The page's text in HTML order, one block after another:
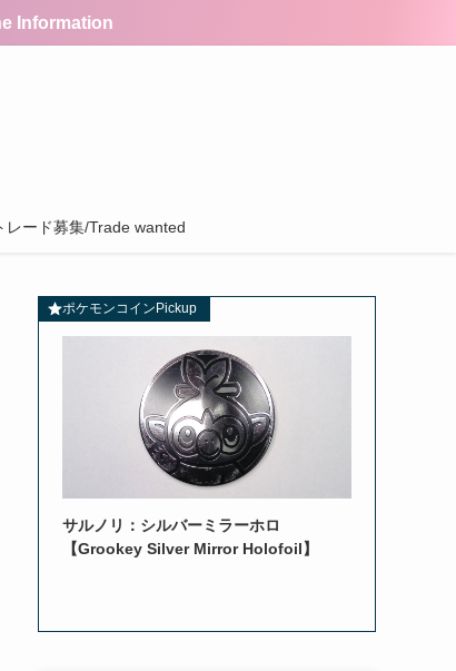
Information
レード募集/Trade wanted
ポケモンコインPickup
サルノリ：シルバーミラーホロ
【Grookey Silver Mirror Holofoil】